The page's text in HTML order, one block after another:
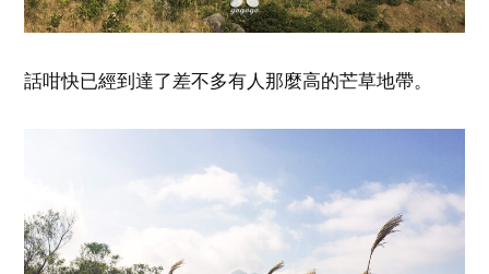
話咁快已經到達了差不多有人那麼高的芒草地帶。